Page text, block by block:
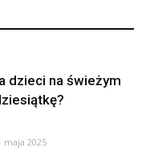
dzieci na świeżym
maja 2025